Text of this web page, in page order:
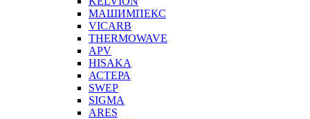
МАШИМПЕКС
VICARB
THERMOWAVE
APV
HISAKA
АСТЕРА
SWEP
SIGMA
ARES